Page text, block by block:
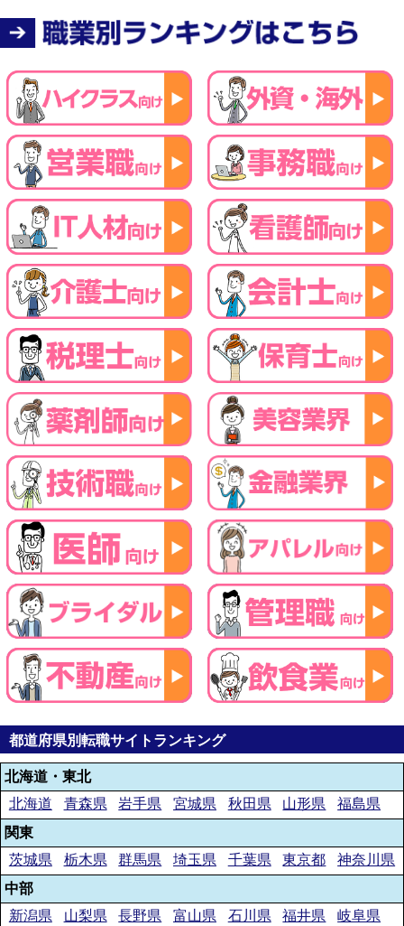
都道府県別転職サイトランキング
北海道・東北
北海道
青森県 岩手県 宮城県 秋田県 山形県
福島県
関東
茨城県
栃木県 群馬県 埼玉県 千葉県 東京都
神奈川県
中部
新潟県
山梨県 長野県 富山県 石川県 福井県
岐阜県